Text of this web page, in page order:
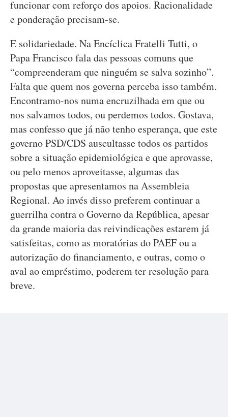
funcionar com reforço dos apoios. Racionalidade
e ponderação precisam-se.
E solidariedade. Na Encíclica Fratelli Tutti, o
Papa Francisco fala das pessoas comuns que
“compreenderam que ninguém se salva sozinho”.
Falta que quem nos governa perceba isso também.
Encontramo-nos numa encruzilhada em que ou
nos salvamos todos, ou perdemos todos. Gostava,
mas confesso que já não tenho esperança, que este
governo PSD/CDS auscultasse todos os partidos
sobre a situação epidemiológica e que aprovasse,
ou pelo menos aproveitasse, algumas das
propostas que apresentamos na Assembleia
Regional. Ao invés disso preferem continuar a
guerrilha contra o Governo da República, apesar
da grande maioria das reivindicações estarem já
satisfeitas, como as moratórias do PAEF ou a
autorização do financiamento, e outras, como o
aval ao empréstimo, poderem ter resolução para
breve.